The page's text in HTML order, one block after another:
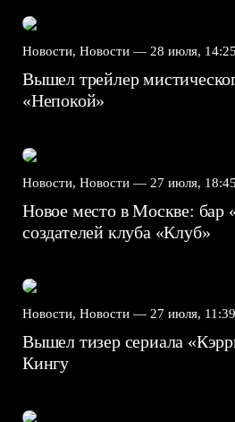
Новости, Новости — 28 июля, 14:25
Вышел трейлер
«Непокой»
Новости, Новости — 27 июля, 18:45
Новое место в Москве: бар
создателей клуба «Клуб»
Новости, Новости — 27 июля, 11:39
Вышел тизер сериала
Кингу